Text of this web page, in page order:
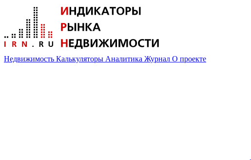
Недвижимость Калькуляторы Аналитика Журнал О проекте